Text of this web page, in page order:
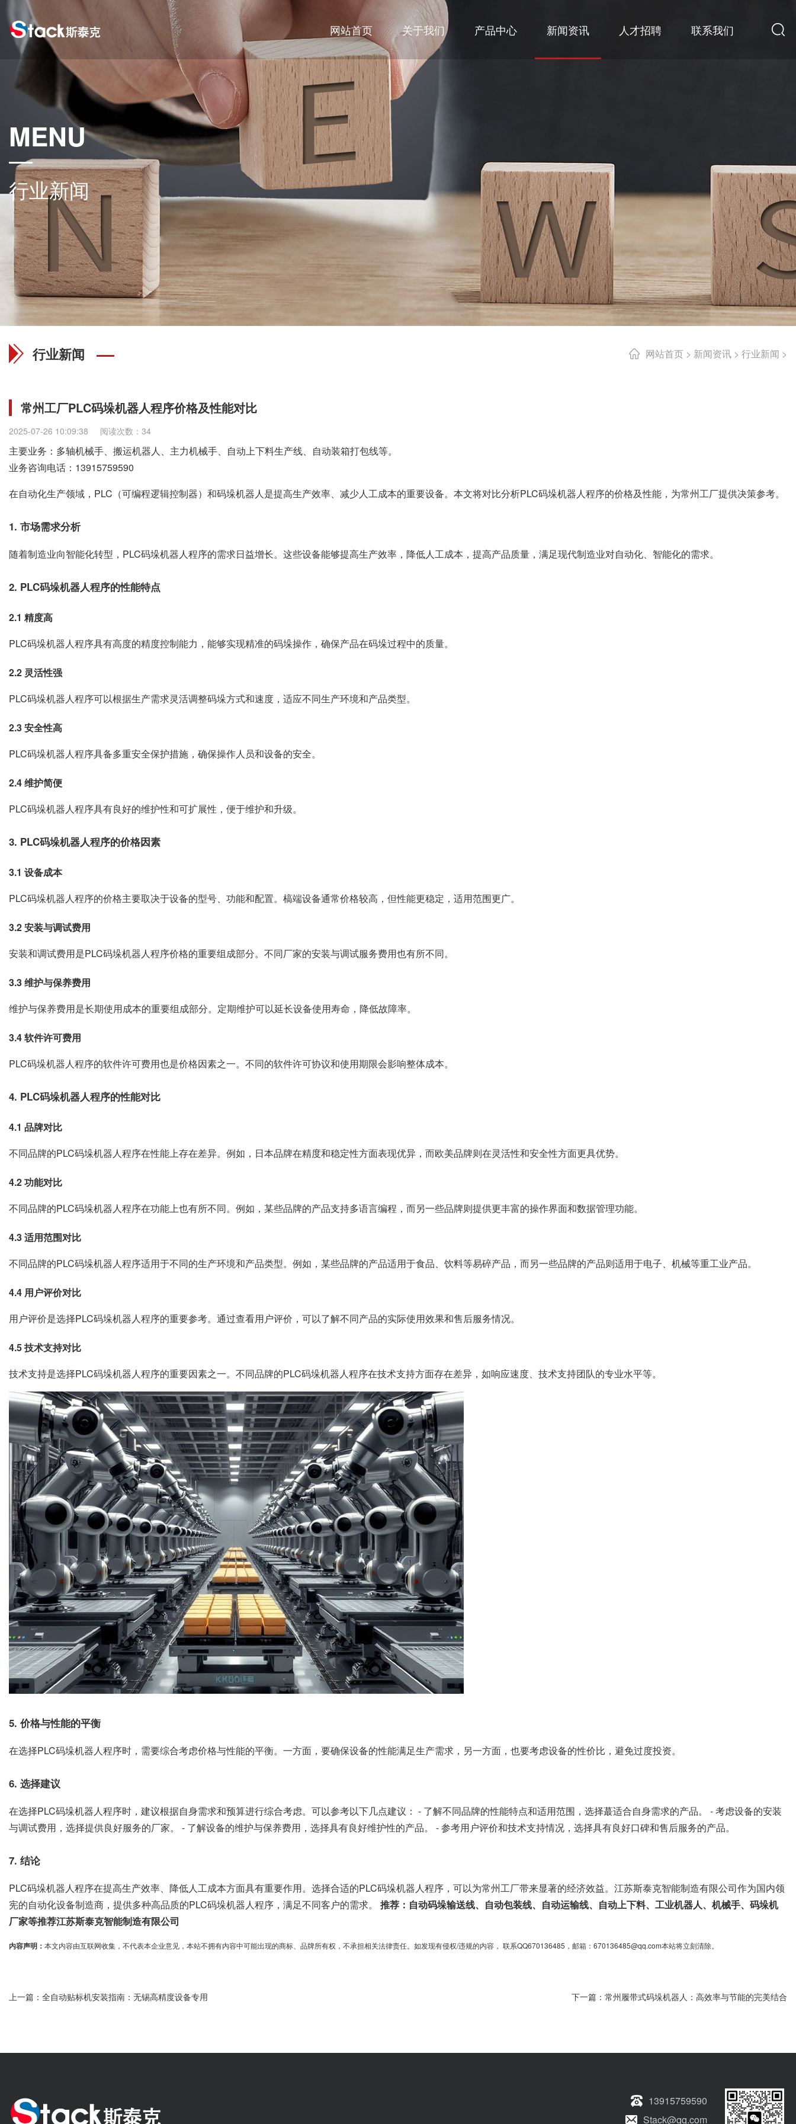
网站首页 关于我们 产品中心 新闻资讯 人才招聘 联系我们
MENU
行业新闻
网站首页 > 新闻资讯 > 行业新闻 >
行业新闻
常州工厂PLC码垛机器人程序价格及性能对比
2025-07-26 10:09:38 阅读次数：34
主要业务：多轴机械手、搬运机器人、主力机械手、自动上下料生产线、自动装箱打包线等。
业务咨询电话： 13915759590
在自动化生产领域，PLC（可编程逻辑控制器）和码垛机器人是提高生产效率、减少人工成本的重要设备。本文将对比分析PLC码垛机器人程序的价格及性能，为常州工厂提供决策参考。
1. 市场需求分析
随着制造业向智能化转型，PLC码垛机器人程序的需求日益增长。这些设备能够提高生产效率，降低人工成本，提高产品质量，满足现代制造业对自动化、智能化的需求。
2. PLC码垛机器人程序的性能特点
2.1 精度高
PLC码垛机器人程序具有高度的精度控制能力，能够实现精准的码垛操作，确保产品在码垛过程中的质量。
2.2 灵活性强
PLC码垛机器人程序可以根据生产需求灵活调整码垛方式和速度，适应不同生产环境和产品类型。
2.3 安全性高
PLC码垛机器人程序具备多重安全保护措施，确保操作人员和设备的安全。
2.4 维护简便
PLC码垛机器人程序具有良好的维护性和可扩展性，便于维护和升级。
3. PLC码垛机器人程序的价格因素
3.1 设备成本
PLC码垛机器人程序的价格主要取决于设备的型号、功能和配置。槁端设备通常价格较高，但性能更稳定，适用范围更广。
3.2 安装与调试费用
安装和调试费用是PLC码垛机器人程序价格的重要组成部分。不同厂家的安装与调试服务费用也有所不同。
3.3 维护与保养费用
维护与保养费用是长期使用成本的重要组成部分。定期维护可以延长设备使用寿命，降低故障率。
3.4 软件许可费用
PLC码垛机器人程序的软件许可费用也是价格因素之一。不同的软件许可协议和使用期限会影响整体成本。
4. PLC码垛机器人程序的性能对比
4.1 品牌对比
不同品牌的PLC码垛机器人程序在性能上存在差异。例如，日本品牌在精度和稳定性方面表现优异，而欧美品牌则在灵活性和安全性方面更具优势。
4.2 功能对比
不同品牌的PLC码垛机器人程序在功能上也有所不同。例如，某些品牌的产品支持多语言编程，而另一些品牌则提供更丰富的操作界面和数据管理功能。
4.3 适用范围对比
不同品牌的PLC码垛机器人程序适用于不同的生产环境和产品类型。例如，某些品牌的产品适用于食品、饮料等易碎产品，而另一些品牌的产品则适用于电子、机械等重工业产品。
4.4 用户评价对比
用户评价是选择PLC码垛机器人程序的重要参考。通过查看用户评价，可以了解不同产品的实际使用效果和售后服务情况。
4.5 技术支持对比
技术支持是选择PLC码垛机器人程序的重要因素之一。不同品牌的PLC码垛机器人程序在技术支持方面存在差异，如响应速度、技术支持团队的专业水平等。
5. 价格与性能的平衡
在选择PLC码垛机器人程序时，需要综合考虑价格与性能的平衡。一方面，要确保设备的性能满足生产需求，另一方面，也要考虑设备的性价比，避免过度投资。
6. 选择建议
在选择PLC码垛机器人程序时，建议根据自身需求和预算进行综合考虑。可以参考以下几点建议： - 了解不同品牌的性能特点和适用范围，选择蕞适合自身需求的产品。 - 考虑设备的安装
与调试费用，选择提供良好服务的厂家。 - 了解设备的维护与保养费用，选择具有良好维护性的产品。 - 参考用户评价和技术支持情况，选择具有良好口碑和售后服务的产品。
7. 结论
PLC码垛机器人程序在提高生产效率、降低人工成本方面具有重要作用。选择合适的PLC码垛机器人程序，可以为常州工厂带来显著的经济效益。江苏斯泰克智能制造有限公司作为国内领
宪的自动化设备制造商，提供多种高品质的PLC码垛机器人程序，满足不同客户的需求。 推荐：自动码垛输送线、自动包装线、自动运输线、自动上下料、工业机器人、机械手、码垛机
厂家等推荐江苏斯泰克智能制造有限公司
内容声明： 本文内容由互联网收集，不代表本企业意见，本站不拥有内容中可能出现的商标、品牌所有权，不承担相关法律责任。如发现有侵权/违规的内容， 联系QQ670136485，邮箱：670136485@qq.com本站将立刻清除。
上一篇： 全自动贴标机安装指南：无锡高精度设备专用 下一篇： 常州履带式码垛机器人：高效率与节能的完美结合
13915759590
Stack@qq.com